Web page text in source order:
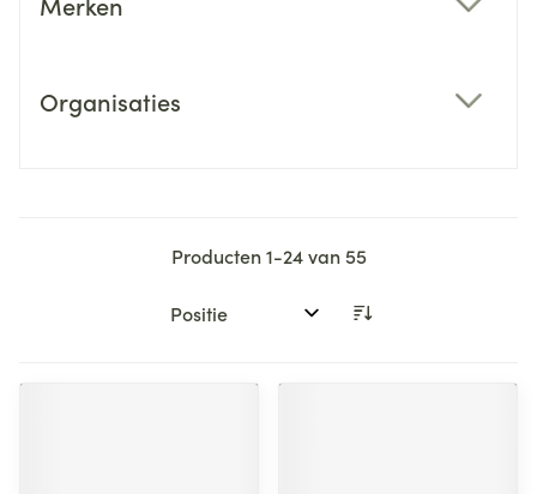
Organisaties
Producten1-24van55
Sorteer op: